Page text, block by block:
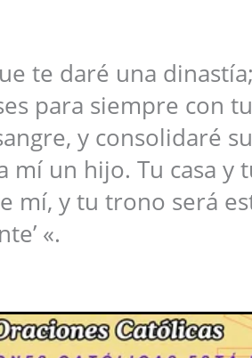
te daré una
para siempre con
y consolidaré
mí un hijo. Tu casa y
mí, y tu trono será
«.